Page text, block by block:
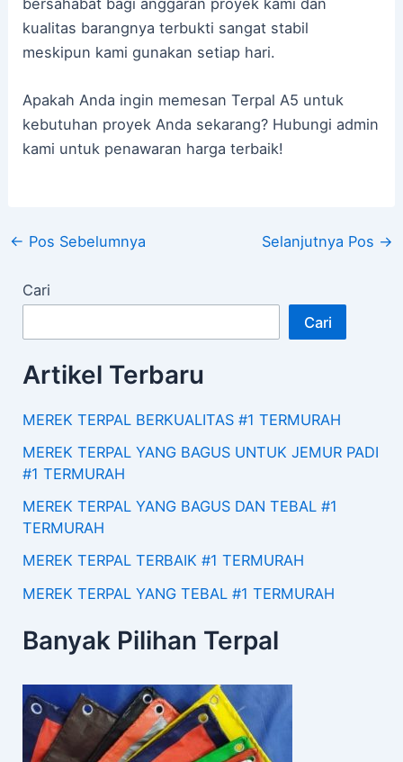
bersahabat bagi anggaran proyek kami dan
kualitas barangnya terbukti sangat stabil
meskipun kami gunakan setiap hari.
Apakah Anda ingin memesan Terpal A5 untuk
kebutuhan proyek Anda sekarang? Hubungi admin
kami untuk penawaran harga terbaik!
← Pos Sebelumnya Selanjutnya Pos →
Cari
Cari
Artikel Terbaru
MEREK TERPAL BERKUALITAS #1 TERMURAH
MEREK TERPAL YANG BAGUS UNTUK JEMUR PADI
#1 TERMURAH
MEREK TERPAL YANG BAGUS DAN TEBAL #1
TERMURAH
MEREK TERPAL TERBAIK #1 TERMURAH
MEREK TERPAL YANG TEBAL #1 TERMURAH
Banyak Pilihan Terpal